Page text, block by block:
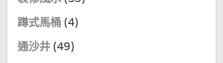
蹲式馬桶 (4)
通沙井 (49)